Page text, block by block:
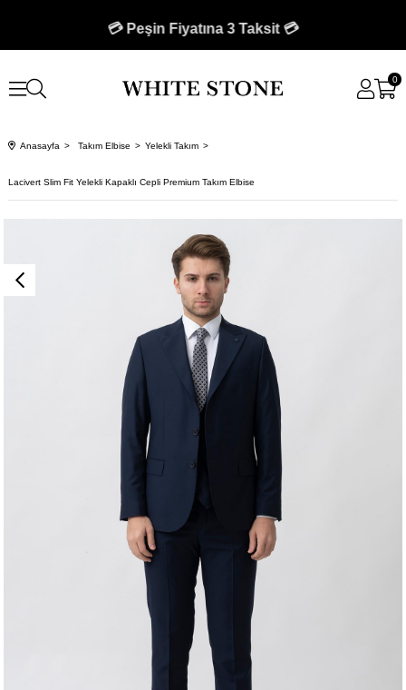
💳 Peşin Fiyatına 3 Taksit 💳
🚚 750 TL Üzeri Kargo Bedava 🚚
0
Anasayfa Takım Elbise Yelekli Takım
Lacivert Slim Fit Yelekli Kapaklı Cepli Premium Takım Elbise